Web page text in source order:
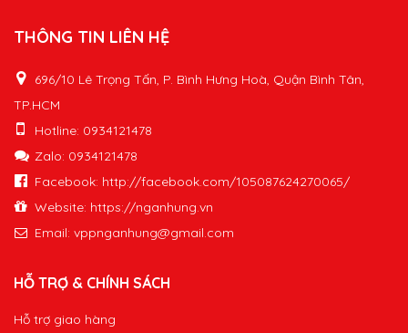
THÔNG TIN LIÊN HỆ
696/10 Lê Trọng Tấn, P. Bình Hưng Hoà, Quận Bình Tân,
TP.HCM
Hotline: 0934121478
Zalo: 0934121478
Facebook: http://facebook.com/105087624270065/
Website: https://nganhung.vn
Email: vppnganhung@gmail.com
HỖ TRỢ & CHÍNH SÁCH
Hỗ trợ giao hàng